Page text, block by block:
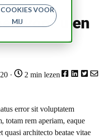
VOOR
MIJ voor u en
· 2 min lezen
error sit voluptatem
totam rem aperiam, eaque
quasi architecto beatae vitae